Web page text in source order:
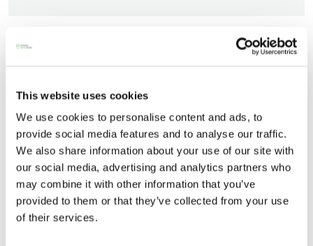
This website uses cookies
We use cookies to personalise content and ads, to
provide social media features and to analyse our traffic.
We also share information about your use of our site with
our social media, advertising and analytics partners who
may combine it with other information that you’ve
provided to them or that they’ve collected from your use
of their services.
-Naisten päivät ovat maanantai ja
-Miesten päivät tiistai, keskiviikko,
perjantai ja lauantai
-Kuukauden ensimmäinen lauantai on on